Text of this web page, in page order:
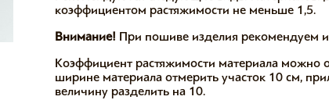
коэффициентом растяжимости не меньше 1,5.
Внимание! При пошиве изделия рекомендуем
Коэффициент растяжимости материала можно
ширине материала отмерить участок 10 см,
величину разделить на 10.